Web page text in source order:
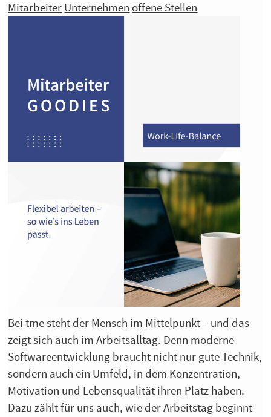
Mitarbeiter Unternehmen offene Stellen
Bei tme steht der Mensch im Mittelpunkt – und das
zeigt sich auch im Arbeitsalltag. Denn moderne
Softwareentwicklung braucht nicht nur gute Technik,
sondern auch ein Umfeld, in dem Konzentration,
Motivation und Lebensqualität ihren Platz haben.
Dazu zählt für uns auch, wie der Arbeitstag beginnt